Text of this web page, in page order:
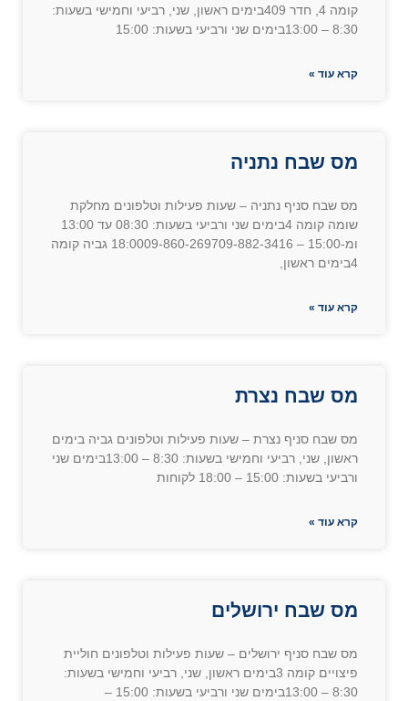
קומה 4, חדר 409בימים ראשון, שני, רביעי וחמישי בשעות:
8:30 – 13:00בימים שני ורביעי בשעות: 15:00
קרא עוד »
מס שבח נתניה
מס שבח סניף נתניה – שעות פעילות וטלפונים מחלקת
שומה קומה 4בימים שני ורביעי בשעות: 08:30 עד 13:00
ומ-15:00 – 18:0009-860-269709-882-3416 גביה קומה
4בימים ראשון,
קרא עוד »
מס שבח נצרת
מס שבח סניף נצרת – שעות פעילות וטלפונים גביה בימים
ראשון, שני, רביעי וחמישי בשעות: 8:30 – 13:00בימים שני
ורביעי בשעות: 15:00 – 18:00 לקוחות
קרא עוד »
מס שבח ירושלים
מס שבח סניף ירושלים – שעות פעילות וטלפונים חוליית
פיצויים קומה 3בימים ראשון, שני, רביעי וחמישי בשעות:
8:30 – 13:00בימים שני ורביעי בשעות: 15:00 –